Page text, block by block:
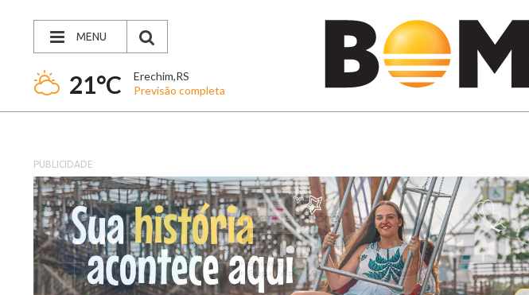
MENU
21°C
Erechim,RS
Previsão completa
PUBLICIDADE